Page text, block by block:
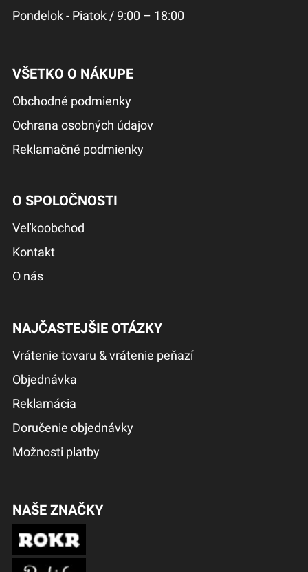
Pondelok - Piatok / 9:00 – 18:00
VŠETKO O NÁKUPE
Obchodné podmienky
Ochrana osobných údajov
Reklamačné podmienky
O SPOLOČNOSTI
Veľkoobchod
Kontakt
O nás
NAJČASTEJŠIE OTÁZKY
Vrátenie tovaru & vrátenie peňazí
Objednávka
Reklamácia
Doručenie objednávky
Možnosti platby
NAŠE ZNAČKY